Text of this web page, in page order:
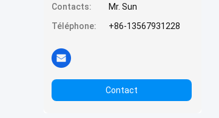
Contacts:
Mr. Sun
Téléphone:
+86-13567931228
Contact